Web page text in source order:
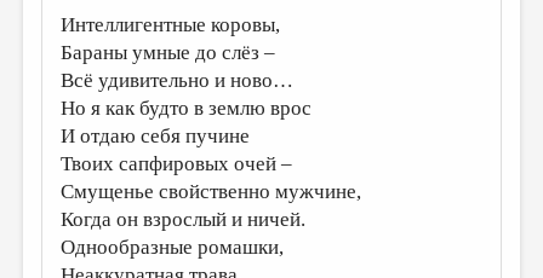
Интеллигентные коровы,
Бараны умные до слёз –
Всё удивительно и ново…
Но я как будто в землю врос
И отдаю себя пучине
Твоих сапфировых очей –
Смущенье свойственно мужчине,
Когда он взрослый и ничей.
Однообразные ромашки,